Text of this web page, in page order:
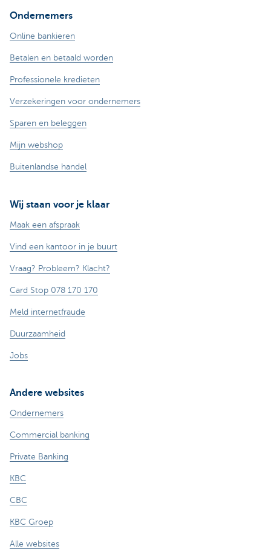
Ondernemers
Online bankieren
Betalen en betaald worden
Professionele kredieten
Verzekeringen voor ondernemers
Sparen en beleggen
Mijn webshop
Buitenlandse handel
Wij staan voor je klaar
Maak een afspraak
Vind een kantoor in je buurt
Vraag? Probleem? Klacht?
Card Stop 078 170 170
Meld internetfraude
Duurzaamheid
Jobs
Andere websites
Ondernemers
Commercial banking
Private Banking
KBC
CBC
KBC Groep
Alle websites